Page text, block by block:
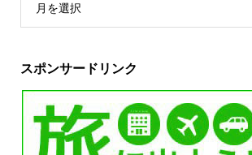
月を選択
スポンサードリンク